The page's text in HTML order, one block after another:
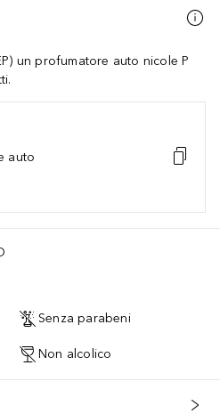
un profumatore auto nicole P
auto
Senza parabeni
Non alcolico